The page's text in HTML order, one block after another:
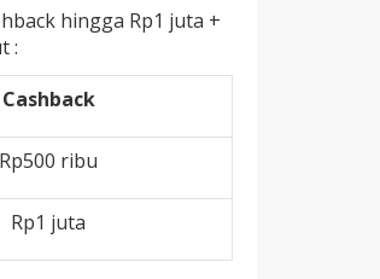
hingga Rp1 juta +
:
Cashback
Rp500 ribu
Rp1 juta